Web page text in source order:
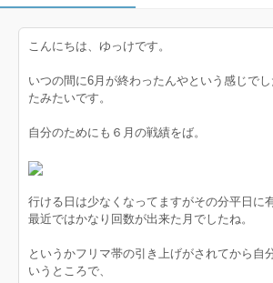
こんにちは、ゆっけです。
いつの間に6月が終わったんやという感じで
たみたいです。
自分のためにも６月の戦績をば。
行ける日は少なくなってますがその分平日に
最近ではかなり回数が出来た月でしたね。
というかフリマ帯の引き上げがされてから自
いうところで、